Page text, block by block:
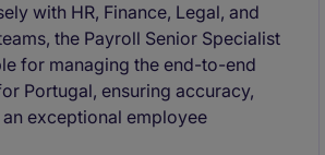
with HR, Finance, Legal, and
the Payroll Senior Specialist
for managing the end-to-end
Portugal, ensuring accuracy,
exceptional employee